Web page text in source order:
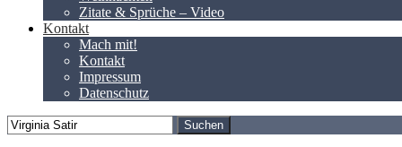
Zitate & Sprüche – Video
Kontakt
Mach mit!
Kontakt
Impressum
Datenschutz
Suchen
nach: